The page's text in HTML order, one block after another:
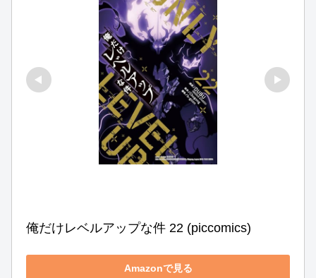
俺だけレベルアップな件 22 (piccomics)
Amazonで見る